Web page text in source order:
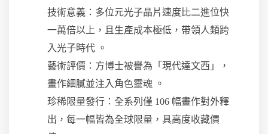
技術意義：多位元光子晶片速度比二進位快
一萬倍以上，且生產成本極低，帶領人類跨
入光子時代 。
藝術評價：方博士被譽為「現代達文西」，
畫作細膩並注入角色靈魂 。
珍稀限量發行：全系列僅 106 幅畫作對外釋
出，每一幅皆為全球限量，具高度收藏價